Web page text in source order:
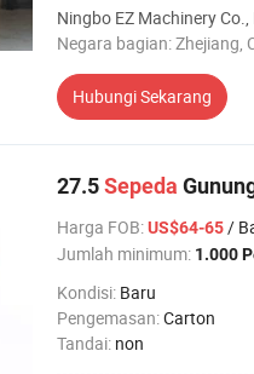
Ningbo EZ Machinery
Negara bagian: Zhejiang,
Hubungi Sekarang
27.5Sepeda
Harga FOB:US$64-65/
Jumlah minimum: 1.000
Kondisi: Baru
Pengemasan:Carton
Tandai: non